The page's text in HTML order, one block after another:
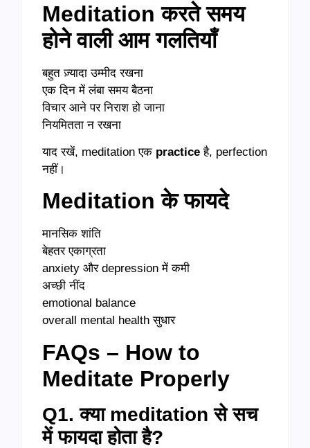
Meditation करते समय
होने वाली आम गलतियाँ
बहुत ज़्यादा उम्मीद रखना
एक दिन में लंबा समय बैठना
विचार आने पर निराश हो जाना
नियमितता न रखना
याद रखें, meditation एक practice है, perfection
नहीं।
Meditation के फायदे
मानसिक शांति
बेहतर एकाग्रता
anxiety और depression में कमी
अच्छी नींद
emotional balance
overall mental health सुधार
FAQs – How to
Meditate Properly
Q1. क्या meditation से सच
में फायदा होता है?